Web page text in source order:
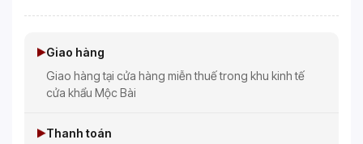
Giao hàng
Giao hàng tại cửa hàng miễn thuế trong khu kinh tế
cửa khẩu Mộc Bài
Thanh toán